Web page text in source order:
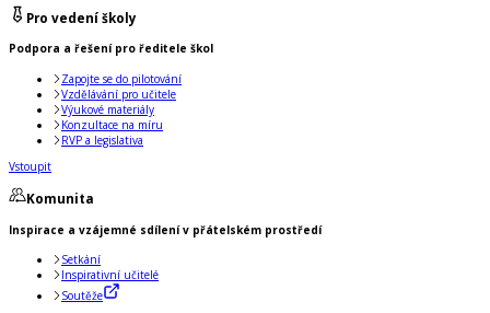
Pro vedení školy
Podpora a řešení pro ředitele škol
Zapojte se do pilotování
Vzdělávání pro učitele
Výukové materiály
Konzultace na míru
RVP a legislativa
Vstoupit
Komunita
Inspirace a vzájemné sdílení v přátelském prostředí
Setkání
Inspirativní učitelé
Soutěže